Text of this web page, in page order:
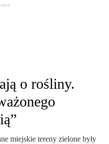
o rośliny.
miejskie tereny zielone były